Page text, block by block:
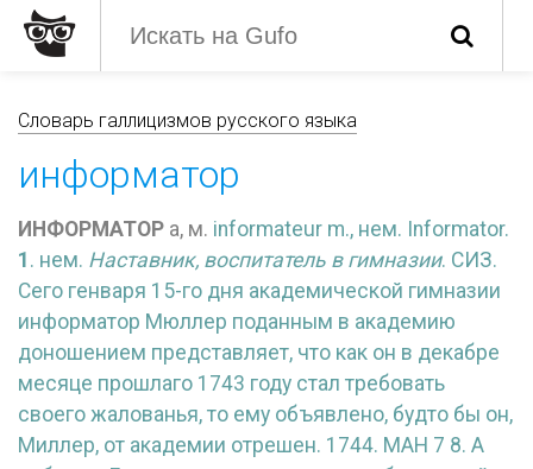
Словарь галлицизмов русского языка
информатор
ИНФОРМАТОР а, м. informateur m., нем. Informator.
1 . нем. Наставник, воспитатель в гимназии. СИЗ.
Сего генваря 15-го дня академической гимназии
информатор Мюллер поданным в академию
доношением представляет, что как он в декабре
месяце прошлаго 1743 году стал требовать
своего жалованья, то ему объявлено, будто бы он,
Миллер, от академии отрешен. 1744. МАН 7 8. А